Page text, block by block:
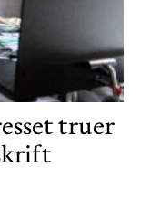
truer